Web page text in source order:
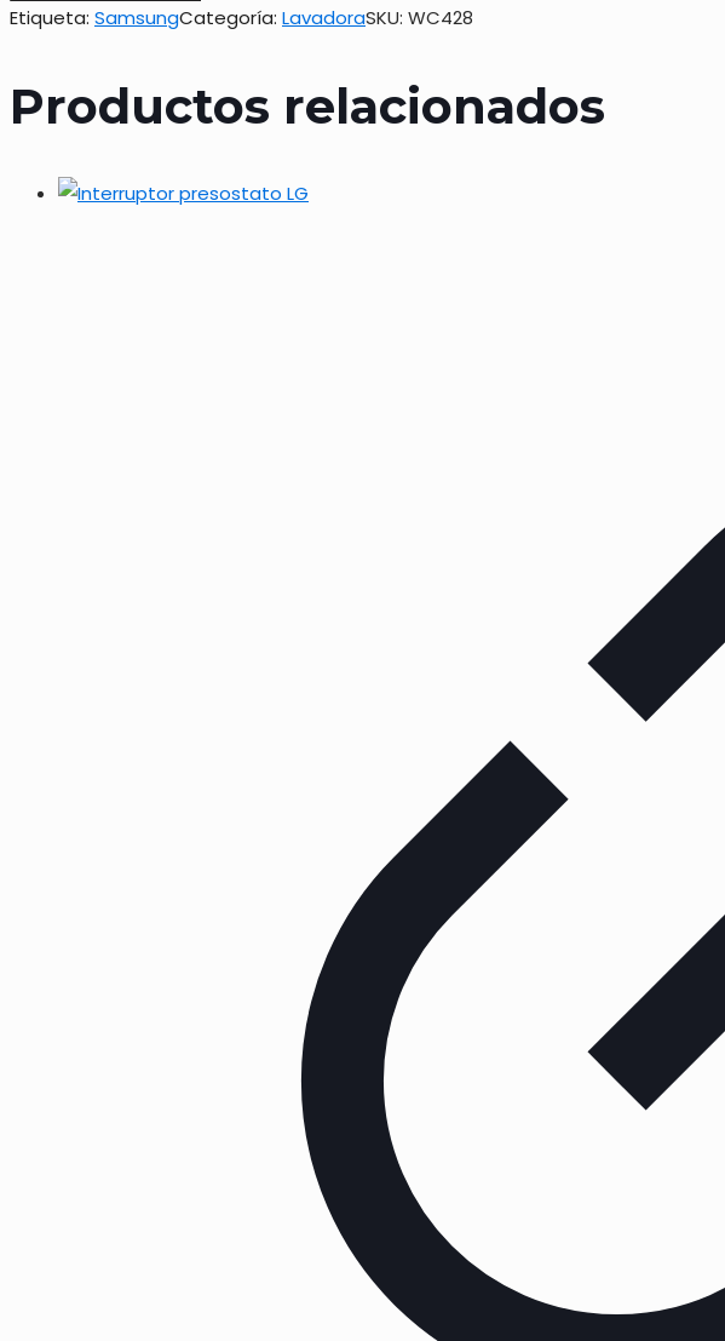
Etiqueta: SamsungCategoría: LavadoraSKU: WC428
Productos relacionados